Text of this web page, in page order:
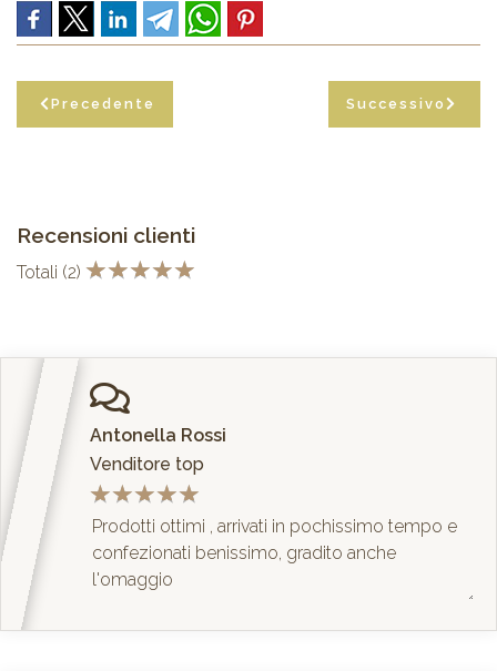
Precedente Successivo
Recensioni clienti
Totali (2)
Antonella Rossi
Venditore top